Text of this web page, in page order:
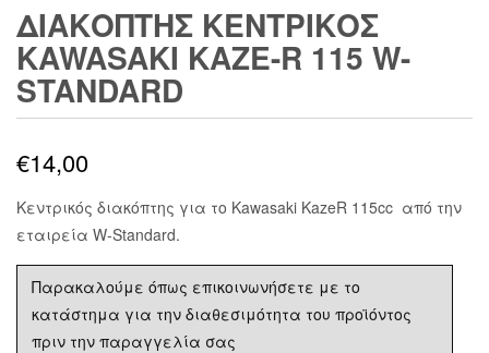
ΔΙΑΚΟΠΤΗΣ ΚΕΝΤΡΙΚΟΣ
KAWASAKI KAZE-R 115 W-
STANDARD
€14,00
Κεντρικός διακόπτης για το Kawasaki KazeR 115cc από την
εταιρεία W-Standard.
Παρακαλούμε όπως επικοινωνήσετε με το
κατάστημα για την διαθεσιμότητα του προϊόντος
πριν την παραγγελία σας